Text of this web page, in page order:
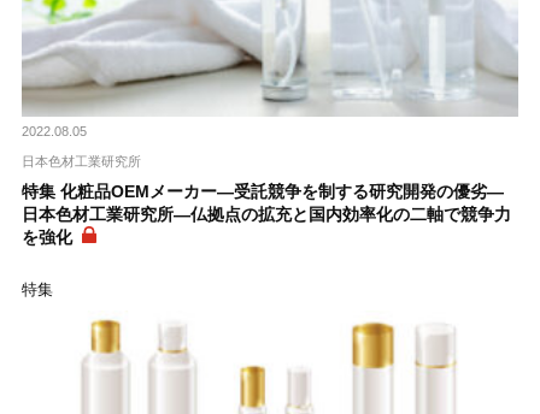
2022.08.05
日本色材工業研究所
特集 化粧品OEMメーカー―受託競争を制する研究開発の優劣―
日本色材工業研究所―仏拠点の拡充と国内効率化の二軸で競争力
を強化
特集